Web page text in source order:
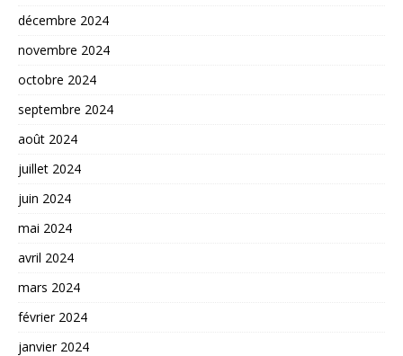
décembre 2024
novembre 2024
octobre 2024
septembre 2024
août 2024
juillet 2024
juin 2024
mai 2024
avril 2024
mars 2024
février 2024
janvier 2024